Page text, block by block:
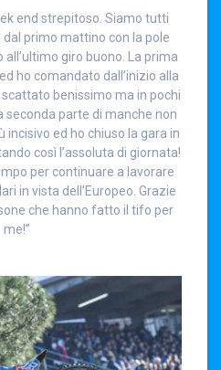
end strepitoso. Siamo tutti
primo mattino con la pole
giro buono. La prima
ho comandato dall’inizio alla
benissimo ma in pochi
seconda parte di manche non
incisivo ed ho chiuso la gara in
così l’assoluta di giornata!
per continuare a lavorare
in vista dell’Europeo. Grazie
che hanno fatto il tifo per
me!”